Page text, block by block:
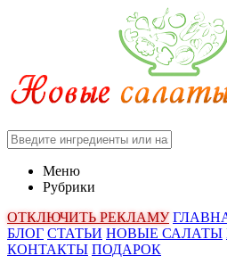
Меню
Рубрики
ОТКЛЮЧИТЬ РЕКЛАМУ
БЛОГ СТАТЬИ НОВЫЕ САЛАТЫ
КОНТАКТЫ ПОДАРОК